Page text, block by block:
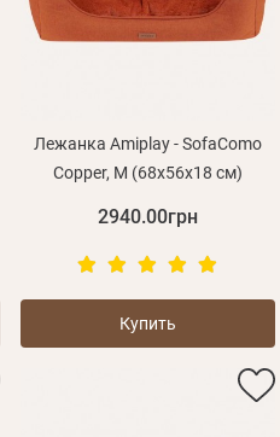
Лежанка Amiplay - SofaComo
Сopper, M (68x56x18 см)
2940.00грн
Купить